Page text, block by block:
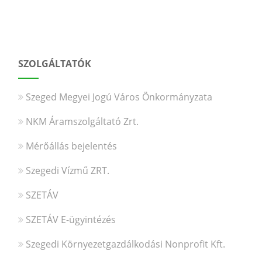
SZOLGÁLTATÓK
Szeged Megyei Jogú Város Önkormányzata
NKM Áramszolgáltató Zrt.
Mérőállás bejelentés
Szegedi Vízmű ZRT.
SZETÁV
SZETÁV E-ügyintézés
Szegedi Környezetgazdálkodási Nonprofit Kft.